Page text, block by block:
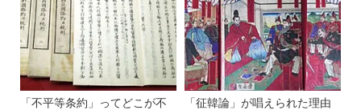
「不平等条約」ってどこが不
「征韓論」が唱えられた理由